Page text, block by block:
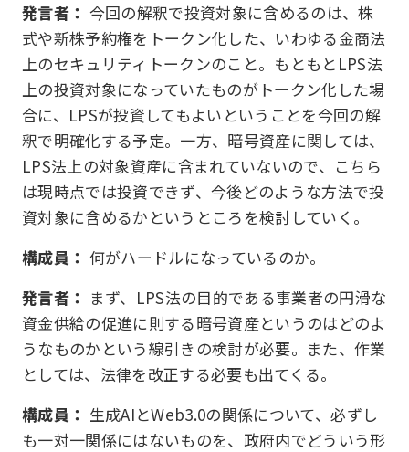
発言者： 今回の解釈で投資対象に含めるのは、株
式や新株予約権をトークン化した、いわゆる金商法
上のセキュリティトークンのこと。もともとLPS法
上の投資対象になっていたものがトークン化した場
合に、LPSが投資してもよいということを今回の解
釈で明確化する予定。一方、暗号資産に関しては、
LPS法上の対象資産に含まれていないので、こちら
は現時点では投資できず、今後どのような方法で投
資対象に含めるかというところを検討していく。
構成員： 何がハードルになっているのか。
発言者： まず、LPS法の目的である事業者の円滑な
資金供給の促進に則する暗号資産というのはどのよ
うなものかという線引きの検討が必要。また、作業
としては、法律を改正する必要も出てくる。
構成員： 生成AIとWeb3.0の関係について、必ずし
も一対一関係にはないものを、政府内でどういう形